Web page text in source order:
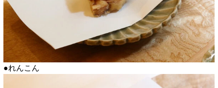
●れんこん